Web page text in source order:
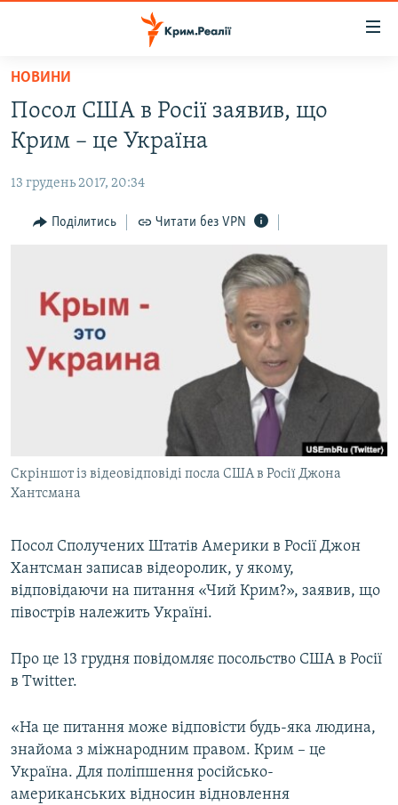
Перейти
основного
матеріалу
Перейти
до
навігації
пошуку
ВІДЕО ТА ФОТО
ПОЛІТИКА
БЛОГИ
ІНТЕРВ'Ю
ВСЕ ЗА ДЕНЬ
СПЕЦПРОЕКТИ
УКРАЇНСЬКА ПРОБЛЕМА КРИМУ
ЯК ОБІЙТИ БЛОКУВАННЯ
Усі сайти RFE/RL
НОВИНИ
Посол США в Росії заявив, що
Крим – це Україна
13 грудень 2017, 20:34
Поділитись Читати без VPN
Скріншот із відеовідповіді посла США в Росії Джона
Хантсмана
Посол Сполучених Штатів Америки в Росії Джон
Хантсман записав відеоролик, у якому,
відповідаючи на питання «Чий Крим?», заявив, що
півострів належить Україні.
Про це 13 грудня повідомляє посольство США в Росії
в Twitter.
«На це питання може відповісти будь-яка людина,
знайома з міжнародним правом. Крим – це
Україна. Для поліпшення російсько-
американських відносин відновлення